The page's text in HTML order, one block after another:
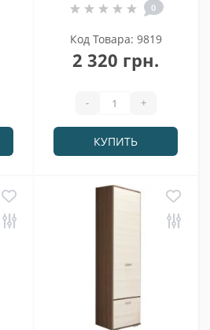
0
Код Товара: 9819
2 320 грн.
- +
КУПИТЬ